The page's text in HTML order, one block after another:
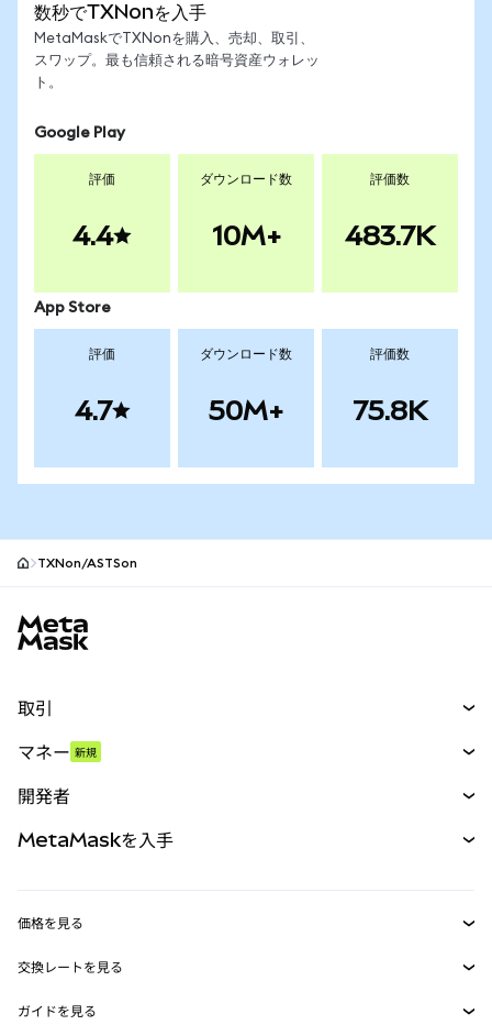
数秒でTXNonを入手
MetaMaskでTXNonを購入、売却、取引、
スワップ。最も信頼される暗号資産ウォレッ
ト。
Google Play
評価
4.4
ダウンロード数
10M+
評価数
483.7K
App Store
評価
4.7
ダウンロード数
50M+
評価数
75.8K
TXNon/ASTSon
取引
パーペチュアル
RWA
マネー 新規
開発者
MetaMask Connect
Snaps
MetaMaskを入手
セキュリティ
価格を見る
イーサリアムの価格
Solanaの価格
交換レートを見る
ETH→USD
ガイドを見る